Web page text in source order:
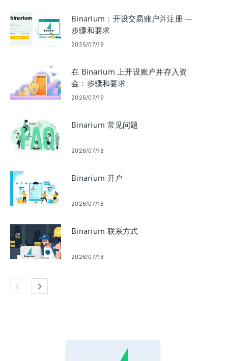
Binarium：开设交易账户并注册 —
步骤和要求
2026/07/19
在 Binarium 上开设账户并存入资
金：步骤和要求
2026/07/19
Binarium 常见问题
2026/07/18
Binarium 开户
2026/07/18
Binarium 联系方式
2026/07/18